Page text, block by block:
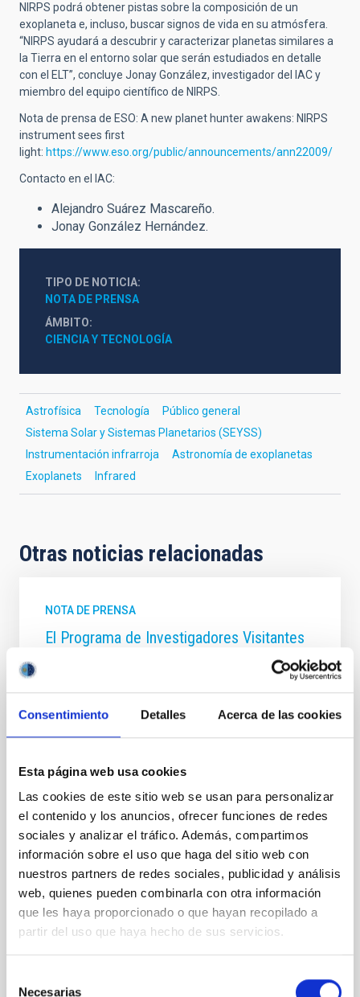
Consentimiento Detalles Acerca de las cookies
Esta página web usa cookies
Las cookies de este sitio web se usan para personalizar
el contenido y los anuncios, ofrecer funciones de redes
sociales y analizar el tráfico. Además, compartimos
información sobre el uso que haga del sitio web con
nuestros partners de redes sociales, publicidad y análisis
web, quienes pueden combinarla con otra información
que les haya proporcionado o que hayan recopilado a
partir del uso que haya hecho de sus servicios.
Necesarias
NIRPS podrá obtener pistas sobre la composición de un
exoplaneta e, incluso, buscar signos de vida en su atmósfera.
“NIRPS ayudará a descubrir y caracterizar planetas similares a
la Tierra en el entorno solar que serán estudiados en detalle
con el ELT”, concluye Jonay González, investigador del IAC y
miembro del equipo científico de NIRPS.
Nota de prensa de ESO: A new planet hunter awakens: NIRPS
instrument sees first
light: https://www.eso.org/public/announcements/ann22009/
Contacto en el IAC:
Alejandro Suárez Mascareño.
Jonay González Hernández.
TIPO DE NOTICIA
NOTA DE PRENSA
ÁMBITO
CIENCIA Y TECNOLOGÍA
Astrofísica Tecnología
Público general
Sistema Solar y Sistemas Planetarios (SEYSS)
Instrumentación infrarroja
Astronomía de exoplanetas
Exoplanets
Infrared
Otras noticias relacionadas
NOTA DE PRENSA
El Programa de Investigadores Visitantes
Fundación Occident del IAC cumple una
“Investigadores Visitantes” en colaboración con
Fundación Occident. Al cierre de este año 2025, el
programa Investigadores Visitantes Fundación
Occident no solo celebra más de diez años de
trayectoria ininterrumpida, sino que anuncia la
renovación del convenio de colaboración entre
ambas entidades hasta el año 2028. Esta prórroga
garantiza que el IAC continúe recibiendo anualmente
a personal científico de primer nivel mundial,
consolidando un